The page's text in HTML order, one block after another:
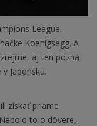
League.
Koenigsegg. A
aj ten pozná
Japonsku.
získať priame
to o dôvere,